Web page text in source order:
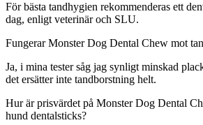
För bästa tandhygien rekommenderas ett
dag, enligt veterinär och SLU.
Fungerar Monster Dog Dental Chew mot
Ja, i mina tester såg jag synligt minskad
det ersätter inte tandborstning helt.
Hur är prisvärdet på Monster Dog Dental
hund dentalsticks?